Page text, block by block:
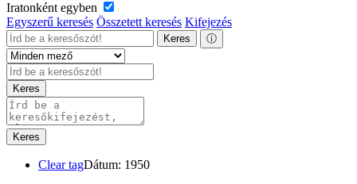
Iratonként egyben
Egyszerű keresés Összetett keresés Kifejezés
Keres ⓘ
Keres
Keres
Clear tagDátum: 1950